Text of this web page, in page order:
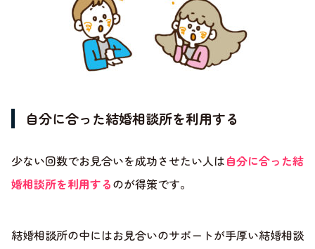
自分に合った結婚相談所を利用する
少ない回数でお見合いを成功させたい人は自分に合った結
婚相談所を利用するのが得策です。
結婚相談所の中にはお見合いのサポートが手厚い結婚相談